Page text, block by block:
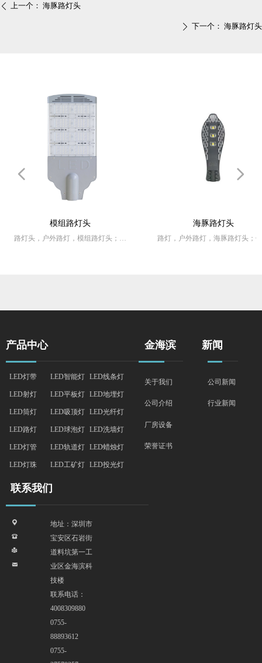
模组路灯头
路灯头，户外路灯，模组路灯头；使
产品特点：不闪烁、无福射、使用寿
海豚路灯头
路灯，户外路灯，海豚路灯头；
넳 넲
ꄴ 上一个： 海豚路灯头
ꄲ 下一个： 海豚路灯头
LED灯带
LED射灯
LED筒灯
LED路灯
LED灯管
LED灯珠
LED线条灯
LED地埋灯
LED光纤灯
LED洗墙灯
LED蜡烛灯
LED投光灯
LED智能灯
LED平板灯
LED吸顶灯
LED球泡灯
LED轨道灯
LED工矿灯
产品中心 金海滨
关于我们
公司介绍
厂房设备
荣誉证书
新闻
公司新闻
行业新闻
联系我们
地址：深圳市
宝安区石岩街
道料坑第一工
业区金海滨科
技楼
联系电话：
4008309880
0755-
88893612
0755-
끇
뀰
넔
낂